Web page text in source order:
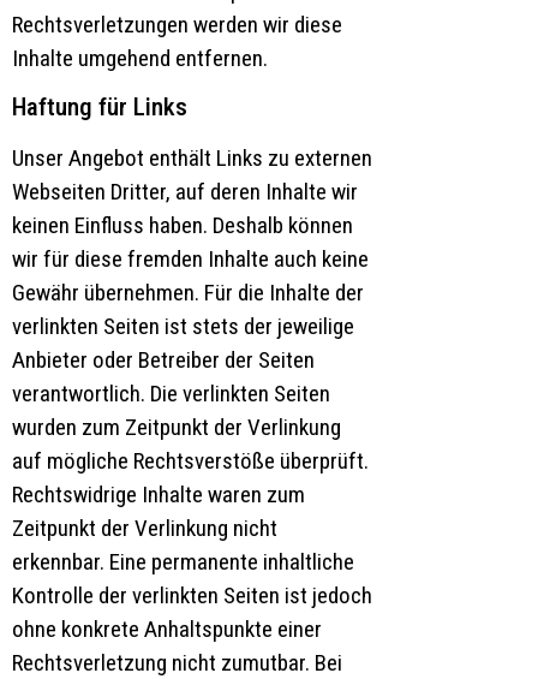
Rechtsverletzungen werden wir diese
Inhalte umgehend entfernen.
Haftung für Links
Unser Angebot enthält Links zu externen
Webseiten Dritter, auf deren Inhalte wir
keinen Einfluss haben. Deshalb können
wir für diese fremden Inhalte auch keine
Gewähr übernehmen. Für die Inhalte der
verlinkten Seiten ist stets der jeweilige
Anbieter oder Betreiber der Seiten
verantwortlich. Die verlinkten Seiten
wurden zum Zeitpunkt der Verlinkung
auf mögliche Rechtsverstöße überprüft.
Rechtswidrige Inhalte waren zum
Zeitpunkt der Verlinkung nicht
erkennbar. Eine permanente inhaltliche
Kontrolle der verlinkten Seiten ist jedoch
ohne konkrete Anhaltspunkte einer
Rechtsverletzung nicht zumutbar. Bei